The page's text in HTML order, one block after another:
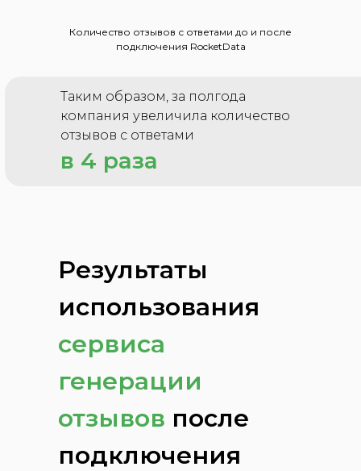
в 4 раза
Таким образом, за полгода
компания увеличила количество
отзывов с ответами
Количество отзывов с ответами до и после
подключения RocketData
Результаты
использования
сервиса
генерации
отзывов после
подключения